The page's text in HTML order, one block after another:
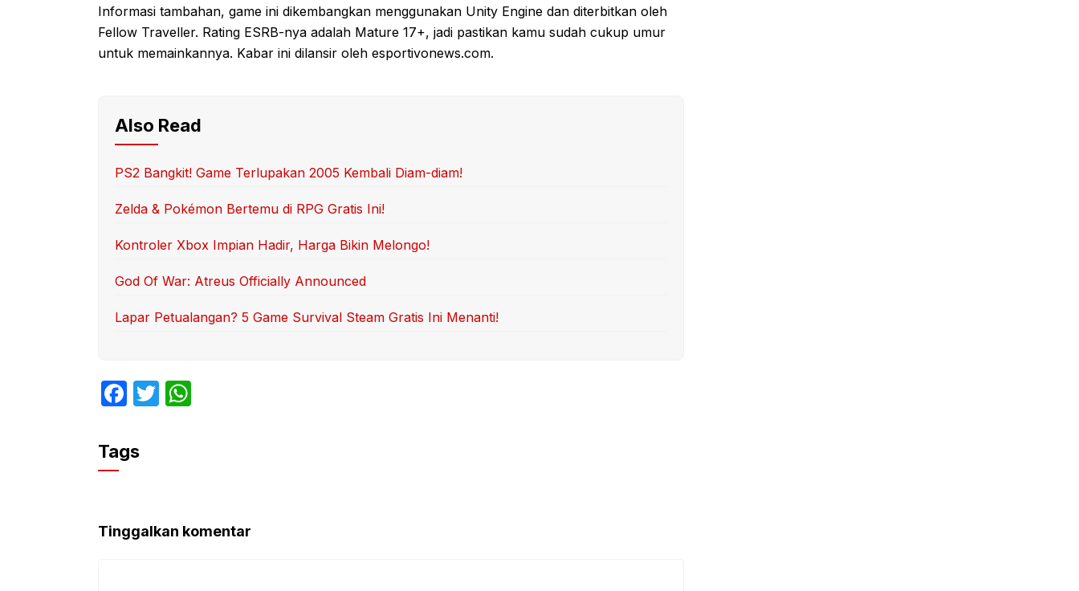
Informasi tambahan, game ini dikembangkan menggunakan Unity Engine dan diterbitkan oleh
Fellow Traveller. Rating ESRB-nya adalah Mature 17+, jadi pastikan kamu sudah cukup umur
untuk memainkannya. Kabar ini dilansir oleh esportivonews.com.
Also Read
PS2 Bangkit! Game Terlupakan 2005 Kembali Diam-diam!
Zelda & Pokémon Bertemu di RPG Gratis Ini!
Kontroler Xbox Impian Hadir, Harga Bikin Melongo!
God Of War: Atreus Officially Announced
Lapar Petualangan? 5 Game Survival Steam Gratis Ini Menanti!
F
c
e
o
o
T
p
p
Tags
Tinggalkan komentar